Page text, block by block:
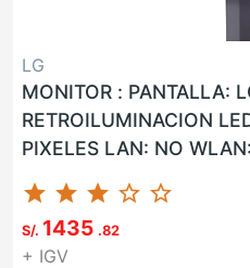
LG
MONITOR : PANTALLA:
RETROILUMINACION
PIXELES LAN: NO
HDMI: SI G. F: 36
32...
star star star star_border star_border
S/. 1435 .82
+ IGV